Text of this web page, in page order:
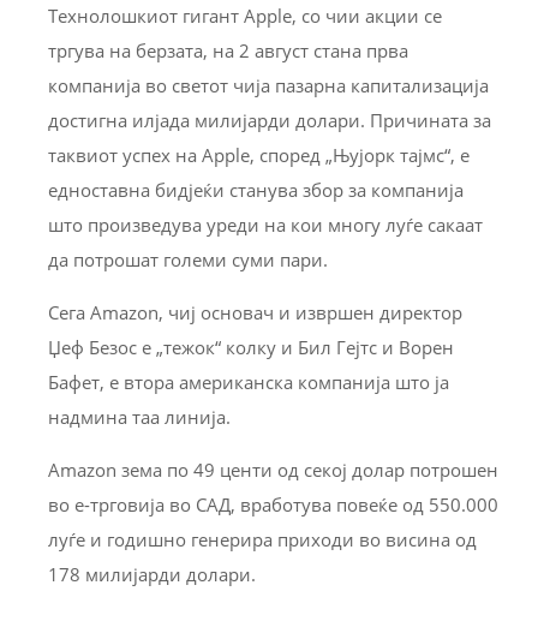
Технолошкиот гигант Apple, со чии акции се
тргува на берзата, на 2 август стана прва
компанија во светот чија пазарна капитализација
достигна илјада милијарди долари. Причината за
таквиот успех на Apple, според „Њујорк тајмс“, е
едноставна бидјеќи станува збор за компанија
што произведува уреди на кои многу луѓе сакаат
да потрошат големи суми пари.
Сега Amazon, чиј основач и извршен директор
Џеф Безос е „тежок“ колку и Бил Гејтс и Ворен
Бафет, е втора американска компанија што ја
надмина таа линија.
Amazon зема по 49 центи од секој долар потрошен
во е-трговија во САД, вработува повеќе од 550.000
луѓе и годишно генерира приходи во висина од
178 милијарди долари.